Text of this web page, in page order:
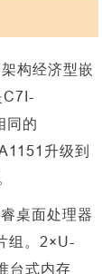
构经济型嵌
C7I-
同的
升级到
桌面处理器
组。2×U-
台式内存